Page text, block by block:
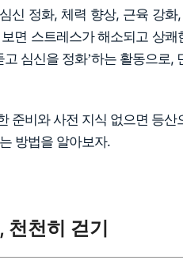
신 정화, 체력 향상, 근육 강
면 스트레스가 해소되고 상
고 심신을 정화’하는 활동으로,
준비와 사전 지식 없으면 등
방법을 알아보자.
천히 걷기